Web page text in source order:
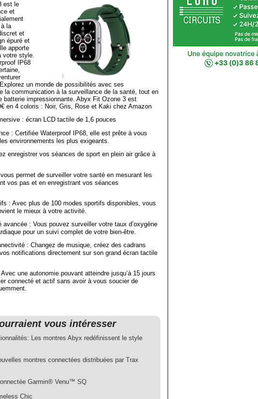
est le
et
la
et
épuré et
apporte
votre style.
IP68
un monde de possibilités avec ses
la communication à la surveillance de la santé, tout en
batterie impressionnante. Abyx Fit Ozone 3 est
en 4 coloris : Noir, Gris, Rose et Kaki chez Amazon
: écran LCD tactile de 1,6 pouces
: Certifiée Waterproof IP68, elle est prête à vous
environnements les plus exigeants.
enregistrer vos séances de sport en plein air grâce à
permet de surveiller votre santé en mesurant les
vos pas et en enregistrant vos séances
: Avec plus de 100 modes sportifs disponibles, vous
le mieux à votre activité.
: Vous pouvez surveiller votre taux d’oxygène
pour un suivi complet de votre bien-être.
: Changez de musique, créez des cadrans
notifications directement sur son grand écran tactile
une autonomie pouvant atteindre jusqu’à 15 jours
connecté et actif sans avoir à vous soucier de
vous intéresser
Les montres Abyx redéfinissent le style
montres connectées distribuées par Trax
Garmin® Venu™ SQ
Chic